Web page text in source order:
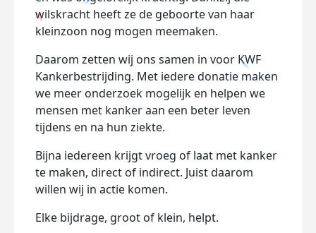
wilskracht heeft ze de geboorte van haar
kleinzoon nog mogen meemaken.
Daarom zetten wij ons samen in voor KWF
Kankerbestrijding. Met iedere donatie maken
we meer onderzoek mogelijk en helpen we
mensen met kanker aan een beter leven
tijdens en na hun ziekte.
Bijna iedereen krijgt vroeg of laat met kanker
te maken, direct of indirect. Juist daarom
willen wij in actie komen.
Elke bijdrage, groot of klein, helpt.